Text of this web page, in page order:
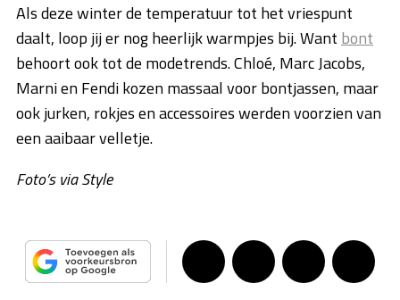
Als deze winter de temperatuur tot het vriespunt
daalt, loop jij er nog heerlijk warmpjes bij. Want bont
behoort ook tot de modetrends. Chloé, Marc Jacobs,
Marni en Fendi kozen massaal voor bontjassen, maar
ook jurken, rokjes en accessoires werden voorzien van
een aaibaar velletje.
Foto’s via Style